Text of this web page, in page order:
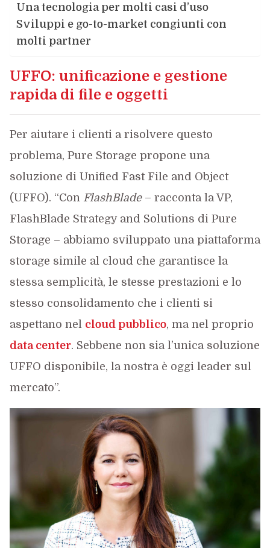
Una tecnologia per molti casi d’uso
Sviluppi e go-to-market congiunti con
molti partner
UFFO: unificazione e gestione
rapida di file e oggetti
Per aiutare i clienti a risolvere questo
problema, Pure Storage propone una
soluzione di Unified Fast File and Object
(UFFO). “Con FlashBlade– racconta la VP,
FlashBlade Strategy and Solutions di Pure
Storage – abbiamo sviluppato una piattaforma
storage simile al cloud che garantisce la
stessa semplicità, le stesse prestazioni e lo
stesso consolidamento che i clienti si
aspettano nel cloud pubblico, ma nel proprio
data center. Sebbene non sia l’unica soluzione
UFFO disponibile, la nostra è oggi leader sul
mercato”.